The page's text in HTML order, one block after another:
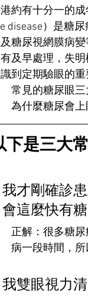
約有十分一的
disease）是糖
糖尿視網膜病
及早處理，失
到定期驗眼的
常見的糖尿眼
為什麼糖尿會上
下是三大
我才剛確診
會這麼快有
正解：很多糖
病一段時間，
我雙眼視力